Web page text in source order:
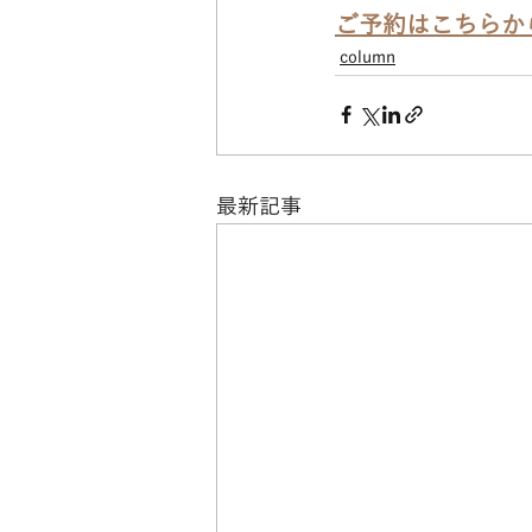
ご予約はこちらか
column
最新記事